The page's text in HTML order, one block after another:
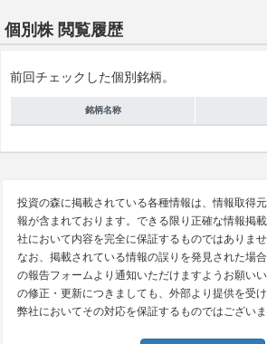
個別株 閲覧履歴
前回チェックした個別銘柄。
銘柄名称
投資の森に掲載されている各種情報は、情報取得
報が含まれております。できる限り正確な情報掲
社において内容を完全に保証するものではありませ
なお、掲載されている情報の誤りを発見された場
の報告フォームより通知いただけますようお願い
の修正・更新につきましても、外部より提供を受
弊社においてその対応を保証するものではございま